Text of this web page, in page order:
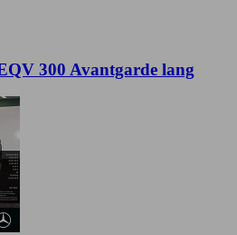
300 Avantgarde lang